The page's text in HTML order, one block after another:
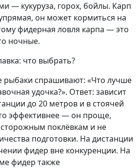
— кукуруза, горох, бойлы. Карп
он может кормиться на
фидерная ловля карпа — это
ночные.
что выбрать?
спрашивают: «Что лучше
удочка?». Ответ: зависит
до 20 метров и в стоячей
эффективнее — он проще,
поклёвкам и не
подготовки. На дистанции
фидер вне конкуренции. На
фидер также